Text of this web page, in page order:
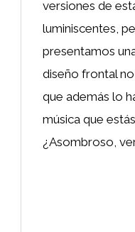
versiones de
luminiscentes,
presentamos
diseño frontal no
que además lo
música que
¿Asombroso,